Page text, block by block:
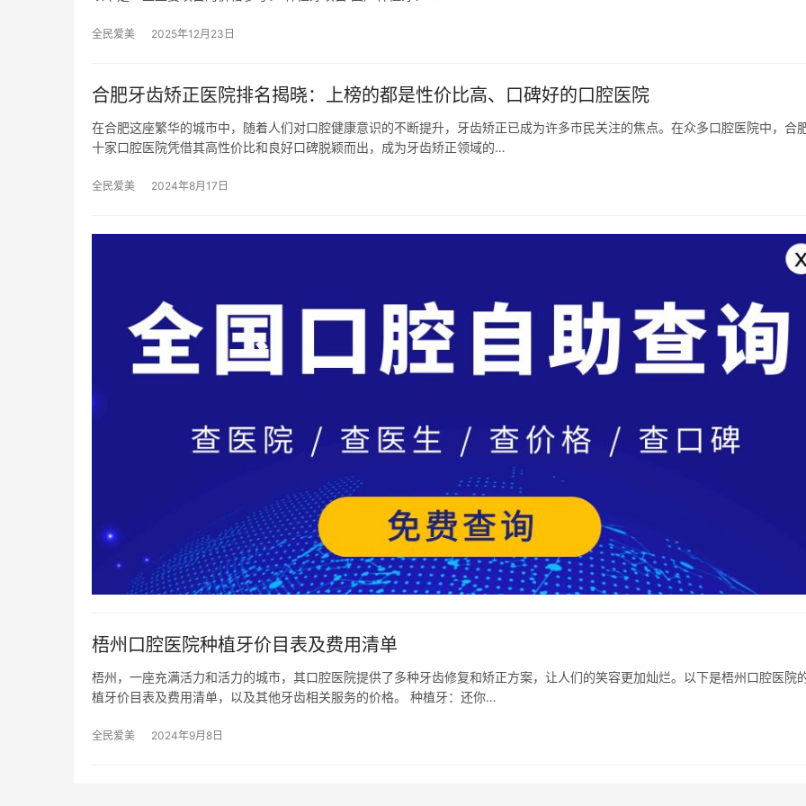
全民爱美 2025年12月23日
合肥牙齿矫正医院排名揭晓：上榜的都是性价比高、口碑好的口腔医院
在合肥这座繁华的城市中，随着人们对口腔健康意识的不断提升，牙齿矫正已成为许多市民关注的焦点。在众多口腔医院中，合
十家口腔医院凭借其高性价比和良好口碑脱颖而出，成为牙齿矫正领域的…
全民爱美 2024年8月17日
梧州口腔医院种植牙价目表及费用清单
梧州，一座充满活力和活力的城市，其口腔医院提供了多种牙齿修复和矫正方案，让人们的笑容更加灿烂。以下是梧州口腔医院
植牙价目表及费用清单，以及其他牙齿相关服务的价格。 种植牙：还你…
全民爱美 2024年9月8日